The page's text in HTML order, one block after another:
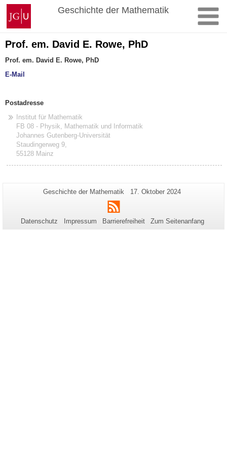
Zum
Inhalt
springen
Johannes
Gutenberg-
Universität
Mainz
Geschichte der Mathematik
Prof. em. David E. Rowe, PhD
Prof. em. David E. Rowe, PhD
E-Mail
Postadresse
Institut für Mathematik
FB 08 - Physik, Mathematik und Informatik
Johannes Gutenberg-Universität
Staudingerweg 9,
55128 Mainz
Zusätzliche
Informationen
zu
dieser
Seiten-
Geschichte der Mathematik
Letzte
17. Oktober 2024
RSS
Datenschutz Impressum Barrierefreiheit Zum Seitenanfang